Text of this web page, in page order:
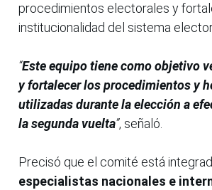
procedimientos electorales y
institucionalidad del sistema
“Este equipo tiene como objetivo
y fortalecer los procedimientos y
utilizadas durante la elección a
la segunda vuelta”, señaló.
Precisó que el comité está
especialistas nacionales e